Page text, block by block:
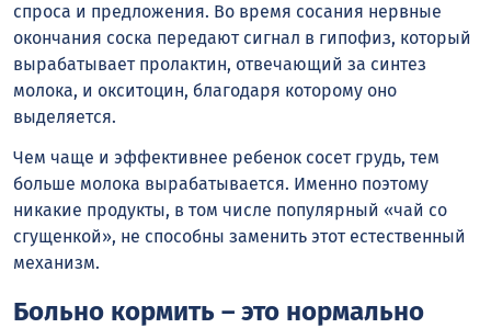
спроса и предложения. Во время сосания нервные
окончания соска передают сигнал в гипофиз, который
вырабатывает пролактин, отвечающий за синтез
молока, и окситоцин, благодаря которому оно
выделяется.
Чем чаще и эффективнее ребенок сосет грудь, тем
больше молока вырабатывается. Именно поэтому
никакие продукты, в том числе популярный «чай со
сгущенкой», не способны заменить этот естественный
механизм.
Больно кормить – это нормально